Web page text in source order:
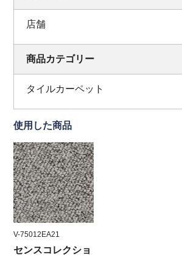
店舗
商品カテゴリー
タイルカーペット
使用した商品
V-75012EA21
センスコレクショ